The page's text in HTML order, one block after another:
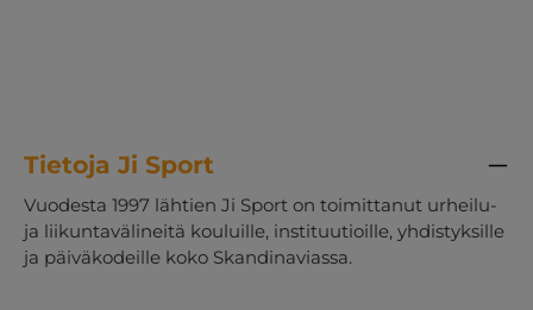
Tietoja Ji Sport
Vuodesta 1997 lähtien Ji Sport on toimittanut urheilu-
ja liikuntavälineitä kouluille, instituutioille, yhdistyksille
ja päiväkodeille koko Skandinaviassa.